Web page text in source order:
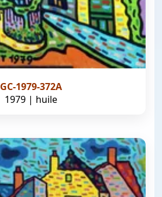
GC-1979-372A
1979 | huile